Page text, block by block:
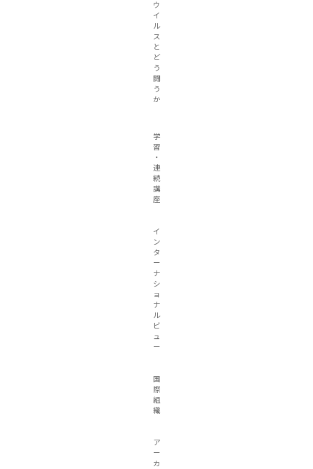
ウ
イ
ル
ス
と
ど
う
闘
う
か
学
習
・
連
続
講
座
イ
ン
タ
ー
ナ
シ
ョ
ナ
ル
ビ
ュ
ー
国
際
組
織
ア
ー
カ